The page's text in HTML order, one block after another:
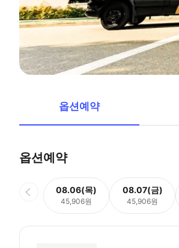
옵션예약
옵션예약
08.06(목)
45,906원
08.07(금)
45,906원